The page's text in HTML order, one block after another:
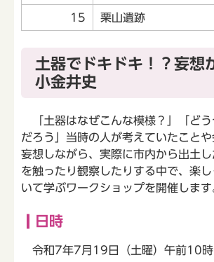
15 栗山遺跡
土器でドキドキ！？妄想
小金井史
「土器はなぜこんな模様？」「どう
だろう」当時の人が考えていたこと
妄想しながら、実際に市内から出土
を触ったり観察したりする中で、楽
いて学ぶワークショップを開催します
日時
令和7年7月19日（土曜）午前10時